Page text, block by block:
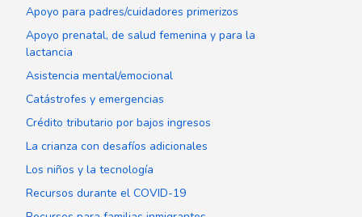
Apoyo para padres/cuidadores primerizos
Apoyo prenatal, de salud femenina y para la
lactancia
Asistencia mental/emocional
Catástrofes y emergencias
Crédito tributario por bajos ingresos
La crianza con desafíos adicionales
Los niños y la tecnología
Recursos durante el COVID-19